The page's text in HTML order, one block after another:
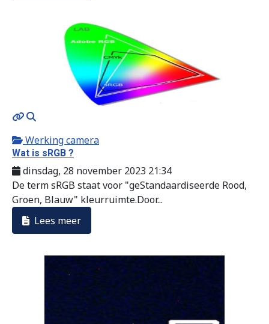
MOD_JTCS_VIEW_ARTICLE_LINK
Werking camera
Wat is sRGB ?
dinsdag, 28 november 2023 21:34
De term sRGB staat voor "geStandaardiseerde Rood,
Groen, Blauw" kleurruimte.Door...
Lees meer